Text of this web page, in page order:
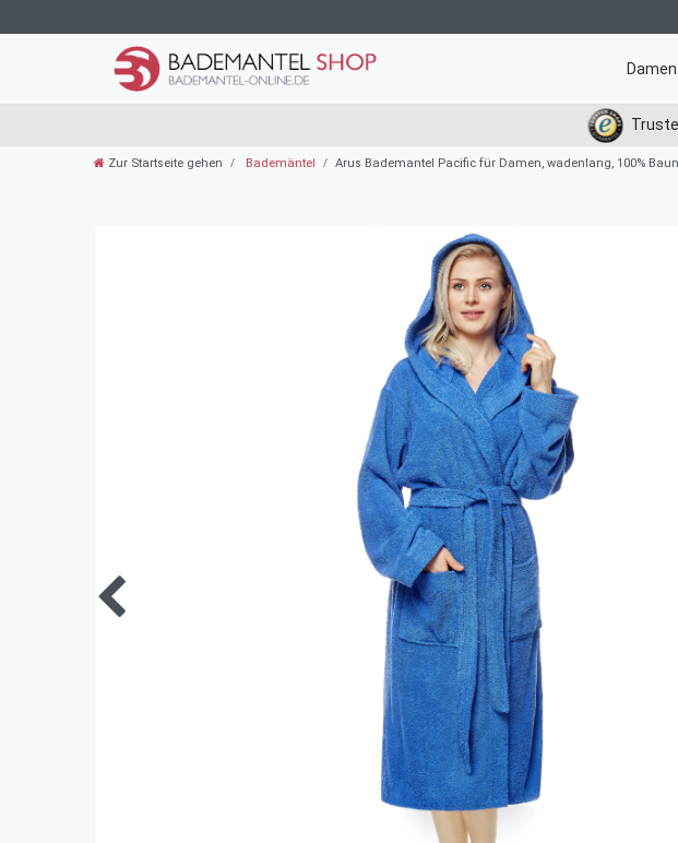
Damen
Zur Startseite gehen Bademäntel Arus Bademantel Pacific für Damen, wadenlang, 100%